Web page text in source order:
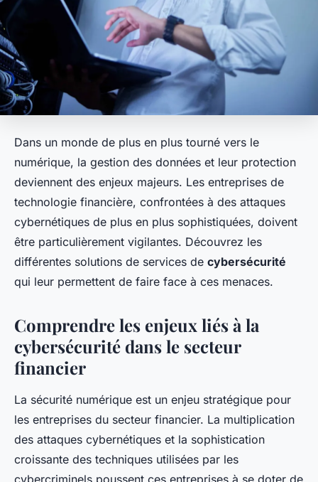
Dans un monde de plus en plus tourné vers le
numérique, la gestion des données et leur protection
deviennent des enjeux majeurs. Les entreprises de
technologie financière, confrontées à des attaques
cybernétiques de plus en plus sophistiquées, doivent
être particulièrement vigilantes. Découvrez les
différentes solutions de services de cybersécurité
qui leur permettent de faire face à ces menaces.
Comprendre les enjeux liés à la
cybersécurité dans le secteur
financier
La sécurité numérique est un enjeu stratégique pour
les entreprises du secteur financier. La multiplication
des attaques cybernétiques et la sophistication
croissante des techniques utilisées par les
cybercriminels poussent ces entreprises à se doter de